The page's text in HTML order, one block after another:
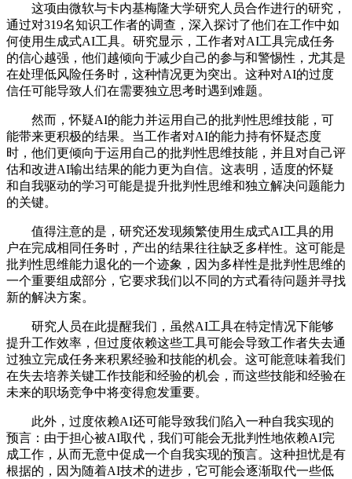
这项由微软与卡内基梅隆大学研究人员合作进行的研究，
通过对319名知识工作者的调查，深入探讨了他们在工作中如
何使用生成式AI工具。研究显示，工作者对AI工具完成任务
的信心越强，他们越倾向于减少自己的参与和警惕性，尤其是
在处理低风险任务时，这种情况更为突出。这种对AI的过度
信任可能导致人们在需要独立思考时遇到难题。
然而，怀疑AI的能力并运用自己的批判性思维技能，可
能带来更积极的结果。当工作者对AI的能力持有怀疑态度
时，他们更倾向于运用自己的批判性思维技能，并且对自己评
估和改进AI输出结果的能力更为自信。这表明，适度的怀疑
和自我驱动的学习可能是提升批判性思维和独立解决问题能力
的关键。
值得注意的是，研究还发现频繁使用生成式AI工具的用
户在完成相同任务时，产出的结果往往缺乏多样性。这可能是
批判性思维能力退化的一个迹象，因为多样性是批判性思维的
一个重要组成部分，它要求我们以不同的方式看待问题并寻找
新的解决方案。
研究人员在此提醒我们，虽然AI工具在特定情况下能够
提升工作效率，但过度依赖这些工具可能会导致工作者失去通
过独立完成任务来积累经验和技能的机会。这可能意味着我们
在失去培养关键工作技能和经验的机会，而这些技能和经验在
未来的职场竞争中将变得愈发重要。
此外，过度依赖AI还可能导致我们陷入一种自我实现的
预言：由于担心被AI取代，我们可能会无批判性地依赖AI完
成工作，从而无意中促成一个自我实现的预言。这种担忧是有
根据的，因为随着AI技术的进步，它可能会逐渐取代一些低